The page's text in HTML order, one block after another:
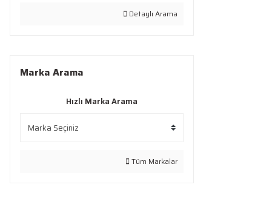
Detaylı Arama
Marka Arama
Hızlı Marka Arama
Tüm Markalar